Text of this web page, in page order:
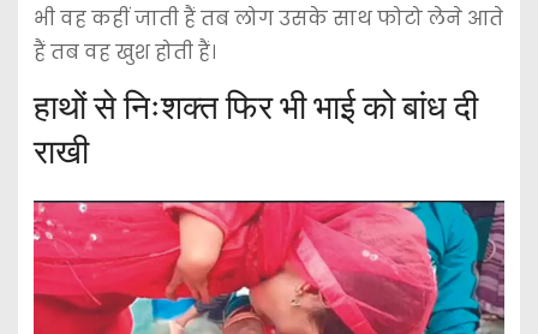
भी वह कहीं जाती हैं तब लोग उसके साथ फोटो लेने आते
हैं तब वह खुश होती हैं।
हाथों से निःशक्त फिर भी भाई को बांध दी
राखी